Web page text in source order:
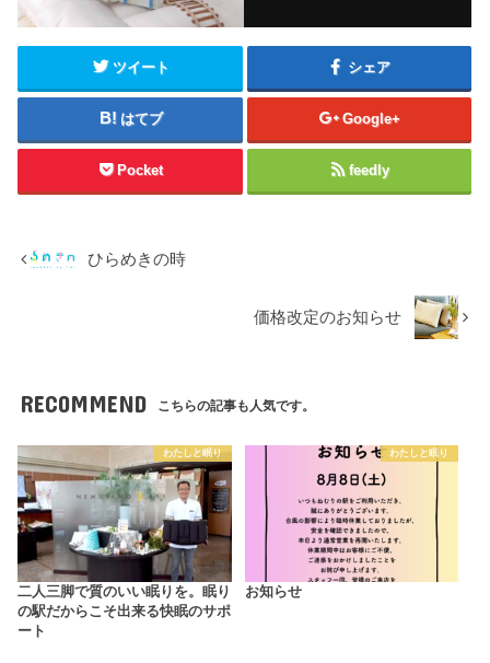
ツイート シェア
はてブ Google+
Pocket feedly
ひらめきの時
価格改定のお知らせ
RECOMMEND こちらの記事も人気です。
わたしと眠り
二人三脚で質のいい眠りを。眠り
の駅だからこそ出来る快眠のサポ
ート
わたしと眠り
お知らせ